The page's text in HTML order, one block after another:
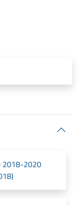
2018-2020